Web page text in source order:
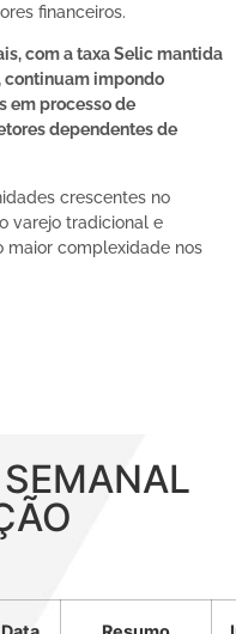
financeiros.
com a taxa Selic mantida
continuam impondo
em processo de
dependentes de
crescentes no
varejo tradicional e
maior complexidade nos